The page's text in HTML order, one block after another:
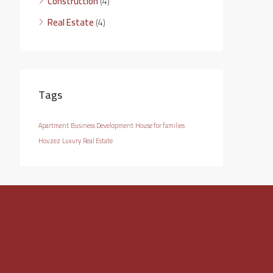
Real Estate(4)
Tags
Apartment Business Development House for families
Houzez Luxury Real Estate